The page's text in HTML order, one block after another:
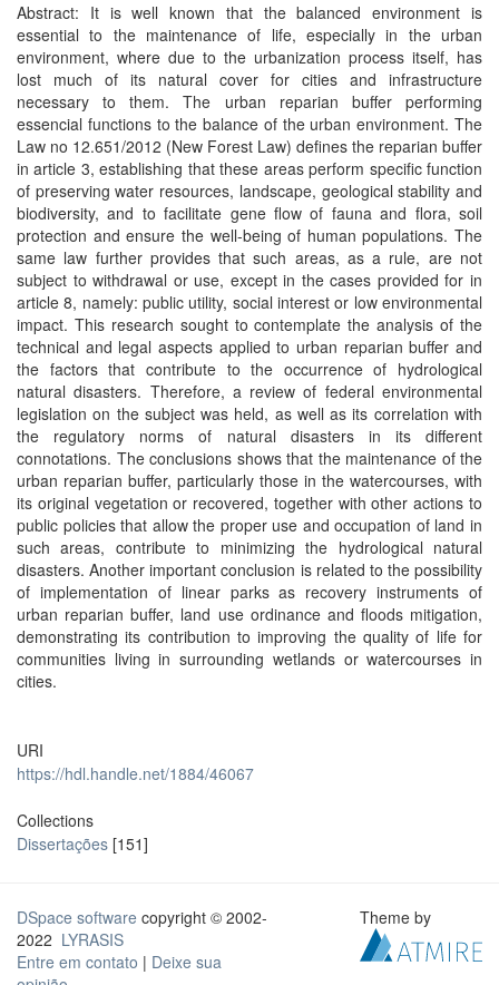
Abstract: It is well known that the balanced environment is
essential to the maintenance of life, especially in the urban
environment, where due to the urbanization process itself, has
lost much of its natural cover for cities and infrastructure
necessary to them. The urban reparian buffer performing
essencial functions to the balance of the urban environment. The
Law no 12.651/2012 (New Forest Law) defines the reparian buffer
in article 3, establishing that these areas perform specific function
of preserving water resources, landscape, geological stability and
biodiversity, and to facilitate gene flow of fauna and flora, soil
protection and ensure the well-being of human populations. The
same law further provides that such areas, as a rule, are not
subject to withdrawal or use, except in the cases provided for in
article 8, namely: public utility, social interest or low environmental
impact. This research sought to contemplate the analysis of the
technical and legal aspects applied to urban reparian buffer and
the factors that contribute to the occurrence of hydrological
natural disasters. Therefore, a review of federal environmental
legislation on the subject was held, as well as its correlation with
the regulatory norms of natural disasters in its different
connotations. The conclusions shows that the maintenance of the
urban reparian buffer, particularly those in the watercourses, with
its original vegetation or recovered, together with other actions to
public policies that allow the proper use and occupation of land in
such areas, contribute to minimizing the hydrological natural
disasters. Another important conclusion is related to the possibility
of implementation of linear parks as recovery instruments of
urban reparian buffer, land use ordinance and floods mitigation,
demonstrating its contribution to improving the quality of life for
communities living in surrounding wetlands or watercourses in
cities.
URI
https://hdl.handle.net/1884/46067
Collections
Dissertações [151]
DSpace software copyright © 2002-
2022 LYRASIS
Entre em contato | Deixe sua
Theme by